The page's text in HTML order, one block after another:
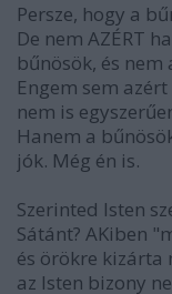
Persze, hogy a
De nem AZÉRT
bűnösök, és
Engem sem
nem is
Hanem a
jók. Még én is.
Szerinted Isten
Sátánt? AKiben
és örökre kizárta
az Isten bizony